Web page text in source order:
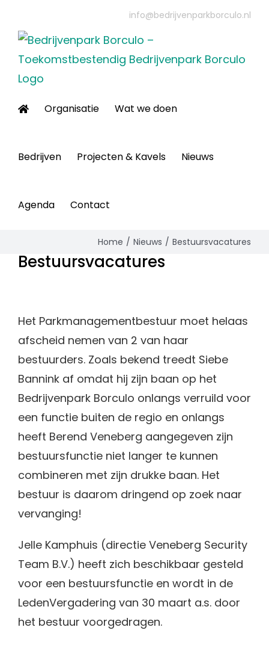
naar
inhoud
info@bedrijvenparkborculo.nl
Organisatie Wat we doen
Bedrijven Projecten & Kavels Nieuws
Agenda Contact
Home Nieuws Bestuursvacatures
Bestuursvacatures
Het Parkmanagementbestuur moet helaas
afscheid nemen van 2 van haar
bestuurders. Zoals bekend treedt Siebe
Bannink af omdat hij zijn baan op het
Bedrijvenpark Borculo onlangs verruild voor
een functie buiten de regio en onlangs
heeft Berend Veneberg aangegeven zijn
bestuursfunctie niet langer te kunnen
combineren met zijn drukke baan. Het
bestuur is daarom dringend op zoek naar
vervanging!
Jelle Kamphuis (directie Veneberg Security
Team B.V.) heeft zich beschikbaar gesteld
voor een bestuursfunctie en wordt in de
LedenVergadering van 30 maart a.s. door
het bestuur voorgedragen.